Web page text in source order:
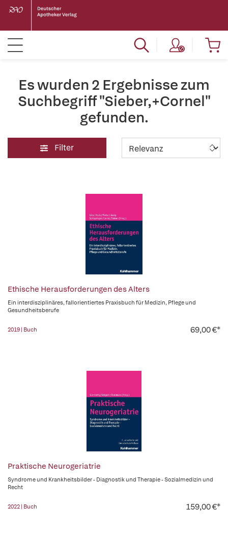
Es wurden 2 Ergebnisse zum
Suchbegriff "Sieber,+Cornel"
gefunden.
Filter
Ethische Herausforderungen des Alters
Ein interdisziplinäres, fallorientiertes Praxisbuch für Medizin, Pflege und
Gesundheitsberufe
2019 | Buch 69,00 €*
Praktische Neurogeriatrie
Syndrome und Krankheitsbilder - Diagnostik und Therapie - Sozialmedizin und
Recht
2022 | Buch 159,00 €*